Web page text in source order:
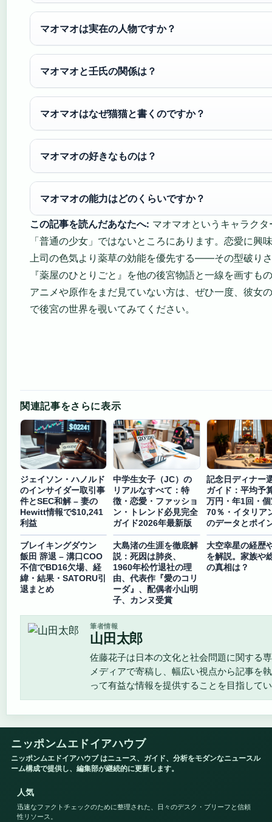
マオマオは実在の人物ですか？
マオマオと壬氏の関係は？
マオマオはなぜ猫猫と書くのですか？
マオマオの好きなものは？
マオマオの能力はどのくらいですか？
この記事を読んだあなたへ: マオマオというキャラク
「普通の少女」ではないところにあります。恋愛に興
上司の色気より薬草の効能を優先する——その型破り
『薬屋のひとりごと』を他の後宮物語と一線を画すも
アニメや原作をまだ見ていない方は、ぜひ一度、彼女
で後宮の世界を覗いてみてください。
関連記事をさらに表示
ジェイソン・ハノルド
のインサイダー取引事
件とSEC和解 – 妻の
Hewitt情報で$10,241
利益
中学生女子（JC）の
リアルなすべて：特
徴・恋愛・ファッショ
ン・トレンド必見完全
ガイド2026年最新版
記念日ディナー
ガイド：平均予
万円・年1回・
70％・イタリア
のデータとポイ
ブレイキングダウン
飯田 辞退 – 溝口COO
不信でBD16欠場、経
緯・結果・SATORU引
退まとめ
大島渚の生涯を徹底解
説：死因は肺炎、
1960年松竹退社の理
由、代表作『愛のコリ
ーダ』、配偶者小山明
子、カンヌ受賞
大空幸星の経歴
を解説。家族や
の真相は？
筆者情報
山田太郎
佐藤花子は日本の文化と社会問題に関する
メディアで寄稿し、幅広い視点から記事を
って有益な情報を提供することを目指して
ニッポンムエドイアハウブ
ニッポンムエドイアハウブ はニュース、ガイド、分析をモダンなニュースル
ーム構成で提供し、編集部が継続的に更新します。
人気
迅速なファクトチェックのために整理された、日々のデスク・ブリーフと信頼
性リソース。